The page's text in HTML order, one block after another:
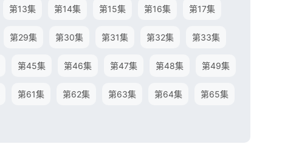
第13集 第14集 第15集 第16集 第17集
第29集 第30集 第31集 第32集 第33集
第45集 第46集 第47集 第48集 第49集
第61集 第62集 第63集 第64集 第65集